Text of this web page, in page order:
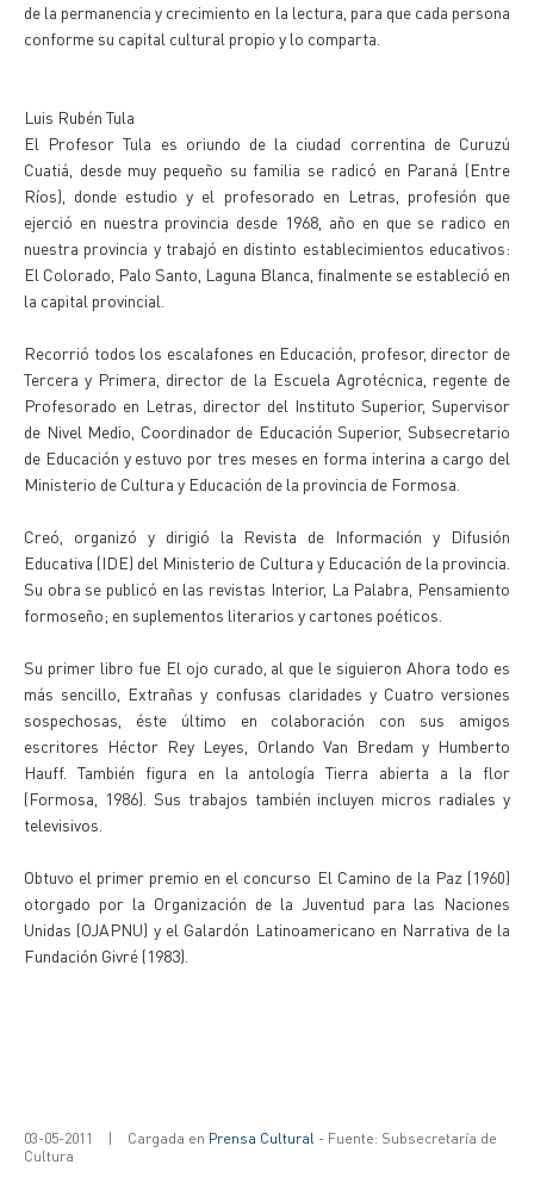
de la permanencia y crecimiento en la lectura, para que cada persona
conforme su capital cultural propio y lo comparta.
Luis Rubén Tula
El Profesor Tula es oriundo de la ciudad correntina de Curuzú
Cuatiá, desde muy pequeño su familia se radicó en Paraná (Entre
Ríos), donde estudio y el profesorado en Letras, profesión que
ejerció en nuestra provincia desde 1968, año en que se radico en
nuestra provincia y trabajó en distinto establecimientos educativos:
El Colorado, Palo Santo, Laguna Blanca, finalmente se estableció en
la capital provincial.
Recorrió todos los escalafones en Educación, profesor, director de
Tercera y Primera, director de la Escuela Agrotécnica, regente de
Profesorado en Letras, director del Instituto Superior, Supervisor
de Nivel Medio, Coordinador de Educación Superior, Subsecretario
de Educación y estuvo por tres meses en forma interina a cargo del
Ministerio de Cultura y Educación de la provincia de Formosa.
Creó, organizó y dirigió la Revista de Información y Difusión
Educativa (IDE) del Ministerio de Cultura y Educación de la provincia.
Su obra se publicó en las revistas Interior, La Palabra, Pensamiento
formoseño; en suplementos literarios y cartones poéticos.
Su primer libro fue El ojo curado, al que le siguieron Ahora todo es
más sencillo, Extrañas y confusas claridades y Cuatro versiones
sospechosas, éste último en colaboración con sus amigos
escritores Héctor Rey Leyes, Orlando Van Bredam y Humberto
Hauff. También figura en la antología Tierra abierta a la flor
(Formosa, 1986). Sus trabajos también incluyen micros radiales y
televisivos.
Obtuvo el primer premio en el concurso El Camino de la Paz (1960)
otorgado por la Organización de la Juventud para las Naciones
Unidas (OJAPNU) y el Galardón Latinoamericano en Narrativa de la
Fundación Givré (1983).
03-05-2011 | Cargada en Prensa Cultural - Fuente: Subsecretaría de
Cultura